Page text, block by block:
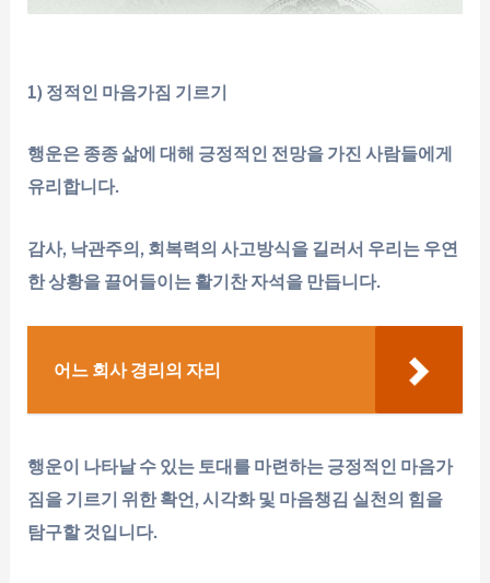
1) 정적인 마음가짐 기르기
행운은 종종 삶에 대해 긍정적인 전망을 가진 사람들에게
유리합니다.
감사, 낙관주의, 회복력의 사고방식을 길러서 우리는 우연
한 상황을 끌어들이는 활기찬 자석을 만듭니다.
어느 회사 경리의 자리
행운이 나타날 수 있는 토대를 마련하는 긍정적인 마음가
짐을 기르기 위한 확언, 시각화 및 마음챙김 실천의 힘을
탐구할 것입니다.